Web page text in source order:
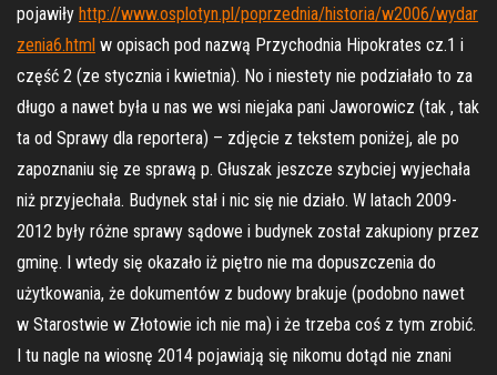
pojawiły http://www.osplotyn.pl/poprzednia/historia/w2006/wydar
zenia6.html w opisach pod nazwą Przychodnia Hipokrates cz.1 i
część 2 (ze stycznia i kwietnia). No i niestety nie podziałało to za
długo a nawet była u nas we wsi niejaka pani Jaworowicz (tak , tak
ta od Sprawy dla reportera) – zdjęcie z tekstem poniżej, ale po
zapoznaniu się ze sprawą p. Głuszak jeszcze szybciej wyjechała
niż przyjechała. Budynek stał i nic się nie działo. W latach 2009-
2012 były różne sprawy sądowe i budynek został zakupiony przez
gminę. I wtedy się okazało iż piętro nie ma dopuszczenia do
użytkowania, że dokumentów z budowy brakuje (podobno nawet
w Starostwie w Złotowie ich nie ma) i że trzeba coś z tym zrobić.
I tu nagle na wiosnę 2014 pojawiają się nikomu dotąd nie znani